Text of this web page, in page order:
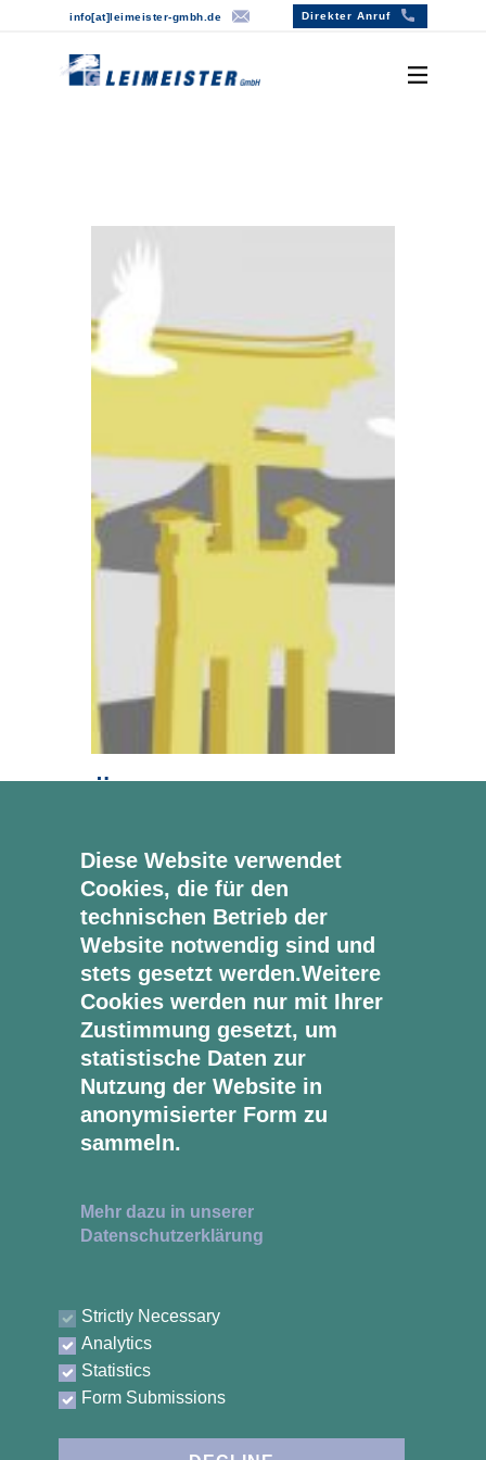
Direkter Anruf
info[at]lei​meister-gmbh.de
Leistungen
3. Juni 2026 Food
Beispiel kleiner Text. Lorem ipsum
dolor sit amet.
ÖFFNUNGSZEITEN
08:30 - 17:00 Uhr
Freitag
ÜBERBLICK
Willkommen
Über uns
Leistungen
Diese Website verwendet
Cookies, die für den
technischen Betrieb der
Website notwendig sind und
stets gesetzt werden.Weitere
Cookies werden nur mit Ihrer
Zustimmung gesetzt, um
statistische Daten zur
Nutzung der Website in
anonymisierter Form zu
sammeln.
Mehr dazu in unserer
Datenschutzerklärung
Strictly Necessary
Analytics
Statistics
Form Submissions